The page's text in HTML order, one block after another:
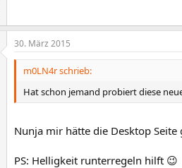
30. März 2015
m0LN4r schrieb:
Hat schon jemand probiert diese
Nunja mir hätte die Desktop
PS: Helligkeit runterregeln hilft 😉